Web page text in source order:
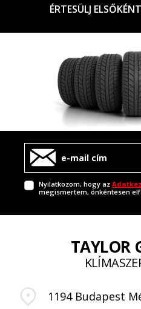
ÉRTESÜLJ
Nyilatkozom, hogy az
megismertem, önkéntesen
TAYLOR
1194 Budapest